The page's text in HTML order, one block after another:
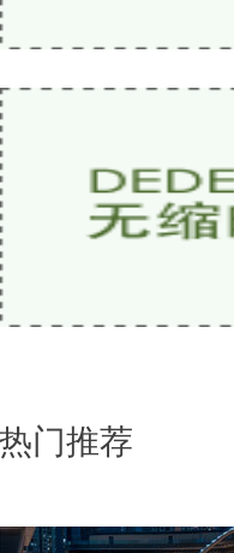
少儿英语网课哪家好
2026欧美外教一对一
热门推荐